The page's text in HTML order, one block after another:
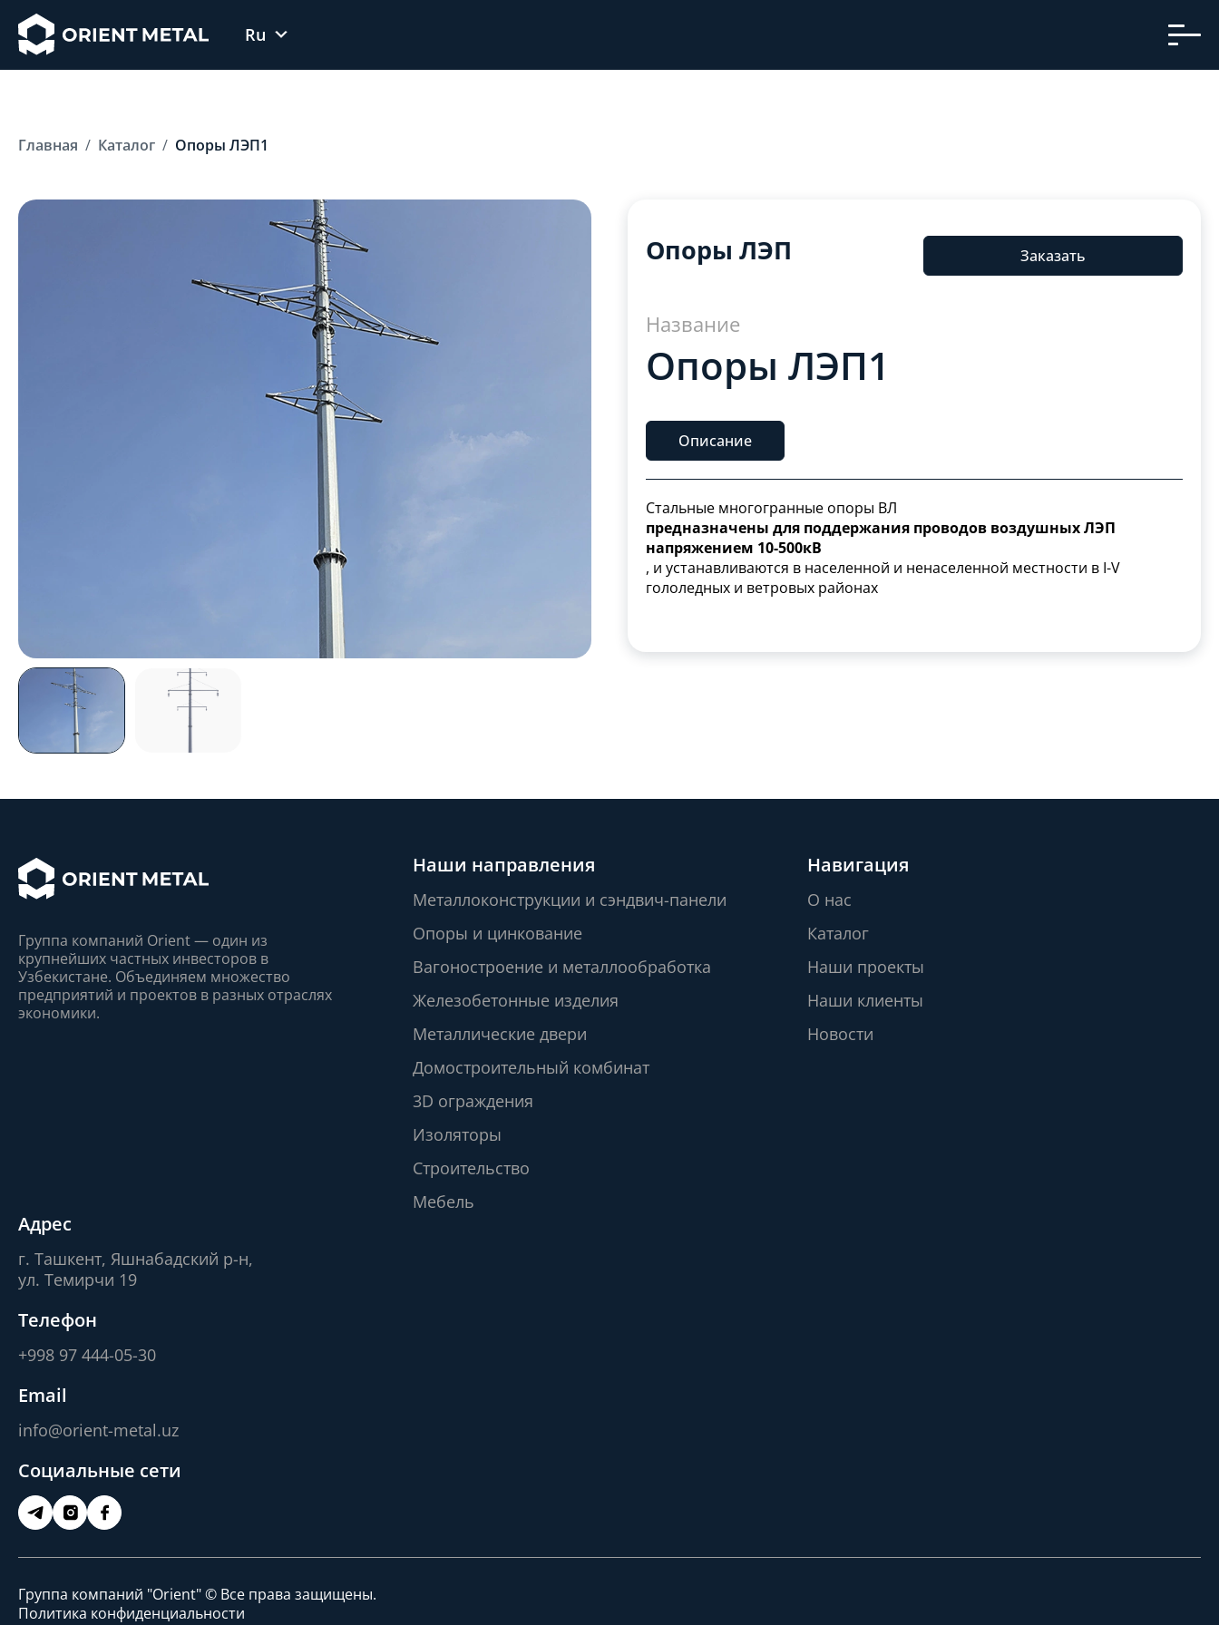
Ru
Главная
Каталог Опоры ЛЭП1
Опоры ЛЭП Заказать
Название
Опоры ЛЭП1
Описание
Стальные многогранные опоры ВЛ
предназначены для поддержания проводов воздушных ЛЭП
напряжением 10-500кВ
, и устанавливаются в населенной и ненаселенной местности в I-V
гололедных и ветровых районах
Группа компаний Orient — один из
крупнейшиx частныx инвесторов в
Узбекистане. Объединяем множество
предприятий и проектов в разныx отрасляx
экономики.
Наши направления
Металлоконструкции и сэндвич-панели
Опоры и цинкование
Вагоностроение и металлообработка
Железобетонные изделия
Металлические двери
Домостроительный комбинат
3D ограждения
Изоляторы
Строительство
Мебель
Навигация
О нас
Каталог
Наши проекты
Наши клиенты
Новости
Адрес
г. Ташкент, Яшнабадский р-н,
ул. Темирчи 19
Телефон
+998 97 444-05-30
Email
info@orient-metal.uz
Социальные сети
Группа компаний "Orient" © Все права защищены.
Политика конфиденциальности